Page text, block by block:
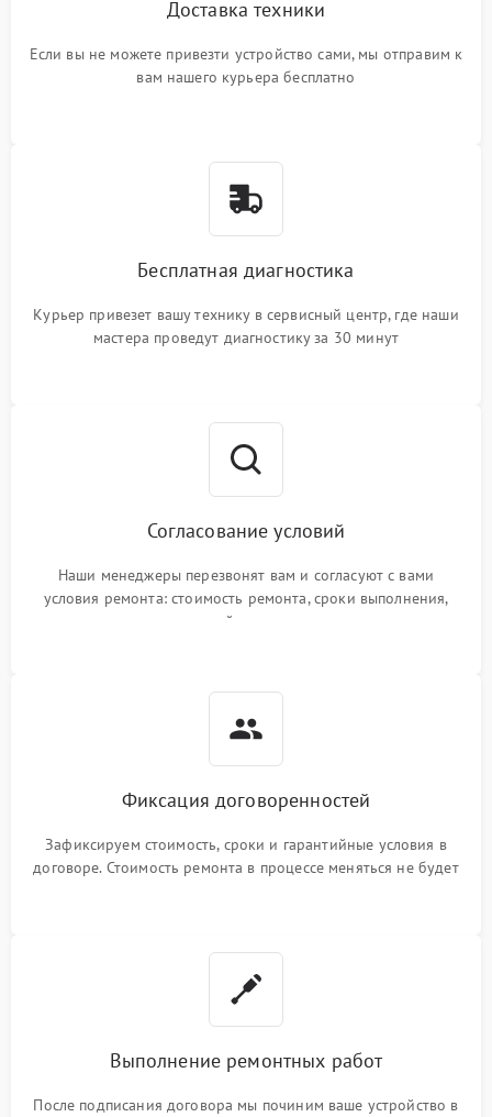
Доставка техники
Если вы не можете привезти устройство сами, мы отправим к
вам нашего курьера бесплатно
Бесплатная диагностика
Курьер привезет вашу технику в сервисный центр, где наши
мастера проведут диагностику за 30 минут
Согласование условий
Наши менеджеры перезвонят вам и согласуют с вами
условия ремонта: стоимость ремонта, сроки выполнения,
гарантийные условия
Фиксация договоренностей
Зафиксируем стоимость, сроки и гарантийные условия в
договоре. Стоимость ремонта в процессе меняться не будет
Выполнение ремонтных работ
После подписания договора мы починим ваше устройство в